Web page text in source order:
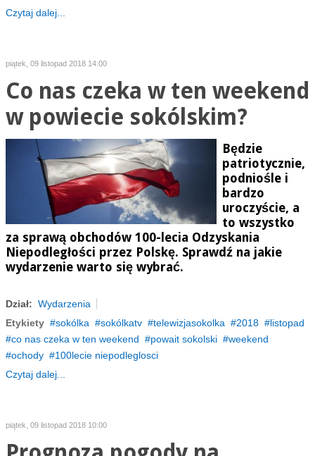
Czytaj dalej...
piątek, 09 listopad 2018 14:00
Co nas czeka w ten weekend
w powiecie sokólskim?
Będzie
patriotycznie,
podniośle i
bardzo
uroczyście, a
to wszystko
za sprawą obchodów 100-lecia Odzyskania
Niepodległości przez Polskę. Sprawdź na jakie
wydarzenie warto się wybrać.
Dział: Wydarzenia
Etykiety
sokólka sokólkatv telewizjasokolka 2018
listopad
co nas czeka w ten weekend
powait sokolski
weekend
ochody
100lecie niepodleglosci
Czytaj dalej...
piątek, 09 listopad 2018 10:00